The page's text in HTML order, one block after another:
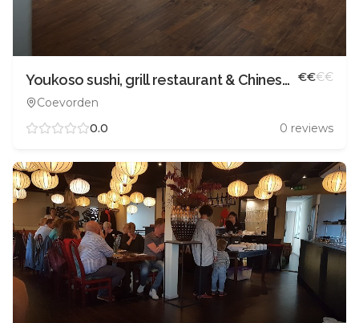
Youkoso sushi, grill restaurant & Chinese take away
Coevorden
€€€€
0.0 0 reviews